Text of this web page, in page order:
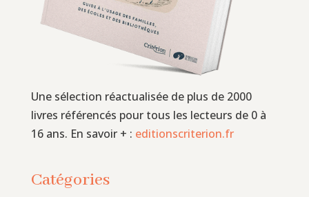
Une sélection réactualisée de plus de 2000
livres référencés pour tous les lecteurs de 0 à
16 ans. En savoir + : editionscriterion.fr
Catégories